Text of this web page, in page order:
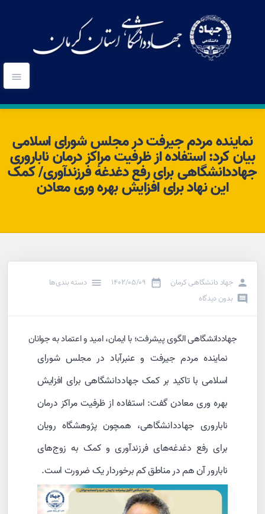
نماینده مردم جیرفت در مجلس شورای اسلامی
بیان کرد: استفاده از ظرفیت مراکز درمان ناباروری
جهاددانشگاهی برای رفع دغدغهٔ فرزندآوری/ کمک
این نهاد برای افزایش بهره وری معادن
جهاد دانشگاهی کرمان ۱۴۰۲/۰۵/۰۹
دسته بندی‌ها
بدون دیدگاه
جهاددانشگاهی الگوی پیشرفت؛ با ایمان، امید و اعتماد به جوانان
نماینده مردم جیرفت و عنبرآباد در مجلس شورای
اسلامی با تاکید بر کمک جهاددانشگاهی برای افزایش
بهره وری معادن گفت: استفاده از ظرفیت مراکز درمان
ناباروری جهاددانشگاهی، همچون پژوهشگاه رویان
برای رفع دغدغه‌های فرزندآوری و کمک به زوج‌های
نابارور آن هم در مناطق کم برخوردار یک ضرورت است.